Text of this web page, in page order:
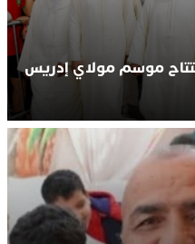
موسم مولاي إدريس